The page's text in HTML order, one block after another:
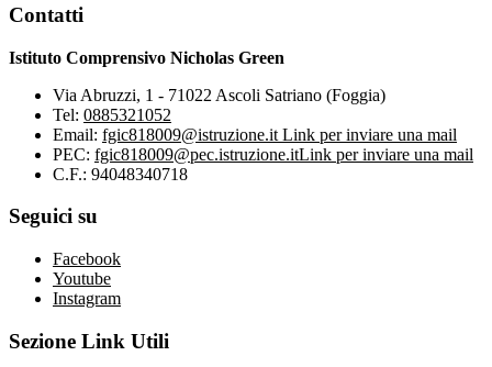
Contatti
Istituto Comprensivo Nicholas Green
Via Abruzzi, 1 - 71022 Ascoli Satriano (Foggia)
Tel: 0885321052
Email: fgic818009@istruzione.it Link per inviare una mail
PEC: fgic818009@pec.istruzione.itLink per inviare una mail
C.F.: 94048340718
Seguici su
Facebook
Youtube
Instagram
Sezione Link Utili